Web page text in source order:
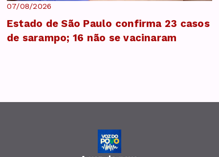
07/08/2026
Estado de São Paulo confirma 23 casos
de sarampo; 16 não se vacinaram